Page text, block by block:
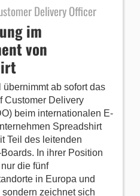
Delivery Officer
im
von
übernimmt ab sofort das
Customer Delivery
beim internationalen E-
Spreadshirt
Teil des leitenden
In ihrer Position
die fünf
in Europa und
sondern zeichnet sich